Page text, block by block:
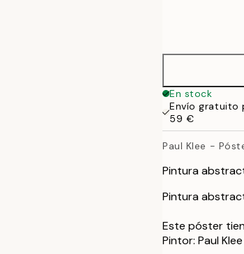
En stock
Envío gratuito
59 €
Paul Klee -
Pintura
Pintura
Este póster
Pintor: Paul Klee